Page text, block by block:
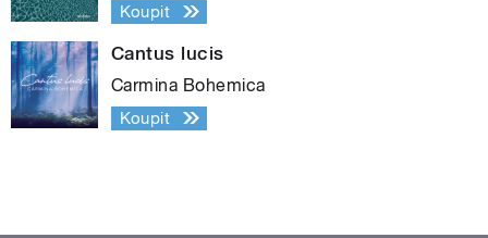
Koupit
Cantus lucis
Carmina Bohemica
Koupit